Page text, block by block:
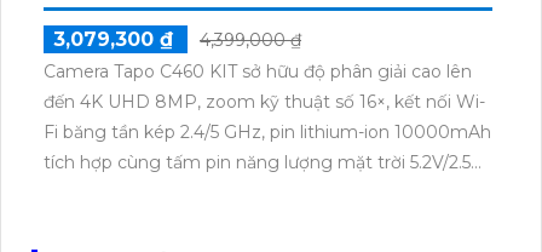
3,079,300 ₫
4,399,000 ₫
Camera Tapo C460 KIT sở hữu độ phân giải cao lên
đến 4K UHD 8MP, zoom kỹ thuật số 16×, kết nối Wi-
Fi băng tần kép 2.4/5 GHz, pin lithium-ion 10000mAh
tích hợp cùng tấm pin năng lượng mặt trời 5.2V/2.5W.